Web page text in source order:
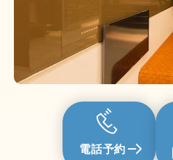
電話予約